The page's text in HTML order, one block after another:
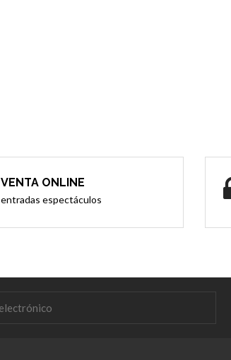
VENTA ONLINE
entradas espectáculos